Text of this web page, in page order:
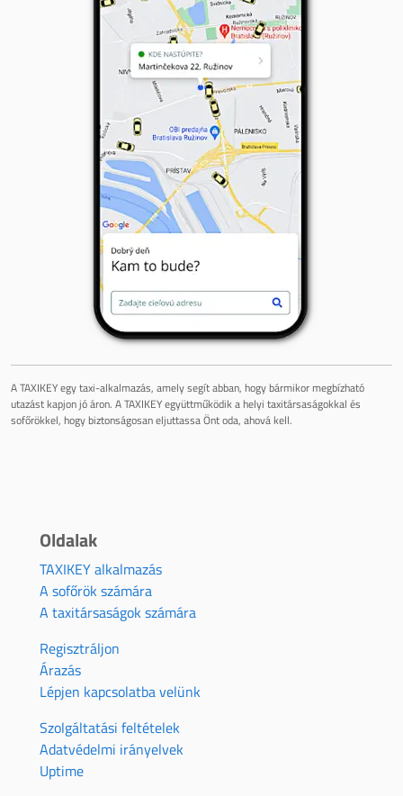
A TAXIKEY egy taxi-alkalmazás, amely segít abban, hogy bármikor megbízható
utazást kapjon jó áron. A TAXIKEY együttműködik a helyi taxitársaságokkal és
sofőrökkel, hogy biztonságosan eljuttassa Önt oda, ahová kell.
Oldalak
TAXIKEY alkalmazás
A sofőrök számára
A taxitársaságok számára
Regisztráljon
Árazás
Lépjen kapcsolatba velünk
Szolgáltatási feltételek
Adatvédelmi irányelvek
Uptime